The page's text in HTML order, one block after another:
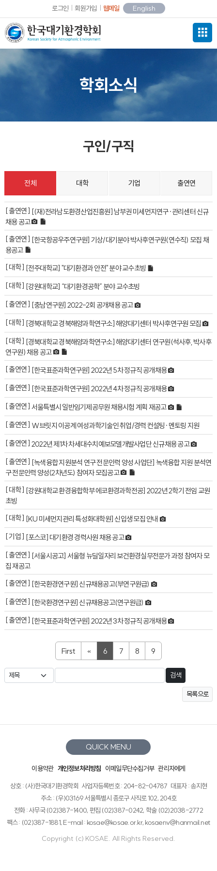
로그인 회원가입 웹메일 English
학회소식
구인/구직
전체 대학 기업 출연연
[ 출연연 ] [(재)전라남도환경산업진흥원] 남부권 미세먼지연구·관리센터 신규
채용 공고
[ 출연연 ] [한국항공우주연구원] 기상/대기분야 박사후연구원(연수직) 모집 채
용공고
[ 대학 ] [전주대학교] "대기환경과 안전" 분야 교수초빙
[ 대학 ] [강원대학교] “대기환경공학” 분야 교수초빙
[ 출연연 ] [충남연구원] 2022-2회 공개채용 공고
[ 대학 ] [경북대학교 경북해양과학연구소] 해양대기센터 박사후연구원 모집
[ 대학 ] [경북대학교 경북해양과학연구소] 해양대기센터 연구원(석사후, 박사후
연구원) 채용 공고
[ 출연연 ] [한국표준과학연구원] 2022년 5차 정규직 공개채용
[ 출연연 ] [한국표준과학연구원] 2022년 4차 정규직 공개채용
[ 출연연 ] 서울특별시 일반임기제공무원 채용시험 계획 재공고
[ 출연연 ] W브릿지 이공계 여성과학기술인 취업/경력 컨설팅·멘토링 지원
[ 출연연 ] 2022년 제1차 차세대수치예보모델개발사업단 신규채용 공고
[ 출연연 ] [녹색융합 지원분석 연구 전문인력 양성 사업단] 녹색융합 지원 분석연
구 전문인력 양성(2차년도) 참여자 모집공고
[ 대학 ] [강원대학교 환경융합학부 에코환경과학전공] 2022년 2학기 전임 교원
초빙
[ 대학 ] [KU 미세먼지관리 특성화대학원] 신입생 모집 안내
[ 기업 ] [포스코] 대기환경 경력사원 채용 공고
[ 출연연 ] [서울시공고] 서울형 뉴딜일자리 보건환경실무전문가 과정 참여자 모
집 재공고
[ 출연연 ] [한국환경연구원] 신규채용공고(부연구원급)
[ 출연연 ] [한국환경연구원] 신규채용공고(연구원급)
[ 출연연 ] [한국표준과학연구원] 2022년 3차 정규직 공개채용
First « 6 7 8 9
검색
목록으로
이용약관 개인정보처리방침 이메일무단수집거부 관리자에게
QUICK MENU
상호 : (사)한국대기환경학회 사업자등록번호 : 204-82-04787 대표자 : 송지현
주소 : (우)03169 서울특별시 종로구 사직로 102, 204호
전화 : 사무국 (02)387-1400, 편집 (02)387-0242, 학술 (02)2038-2772
팩스 : (02)387-1881, E-mail : kosae@kosae.or.kr, kosaenv@hanmail.net
Copyright (c) KOSAE. All Rights Reserved.